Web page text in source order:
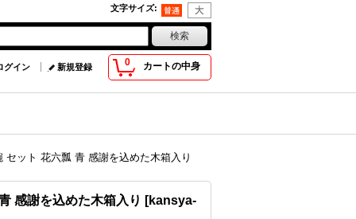
文字サイズ:
0 カートの中身
グイン 新規登録
ット 花六瓢 青 感謝を込めた木箱入り
感謝を込めた木箱入り [kansya-